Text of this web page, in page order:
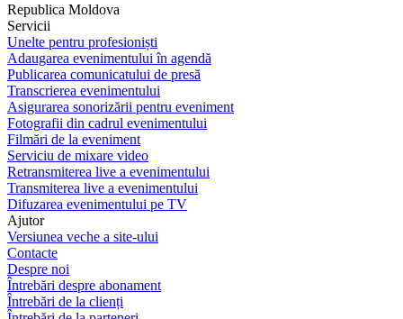
Republica Moldova
Servicii
Unelte pentru profesioniști
Adaugarea evenimentului în agendă
Publicarea comunicatului de presă
Transcrierea evenimentului
Asigurarea sonorizării pentru eveniment
Fotografii din cadrul evenimentului
Filmări de la eveniment
Serviciu de mixare video
Retransmiterea live a evenimentului
Transmiterea live a evenimentului
Difuzarea evenimentului pe TV
Ajutor
Versiunea veche a site-ului
Contacte
Despre noi
Întrebări despre abonament
Întrebări de la clienți